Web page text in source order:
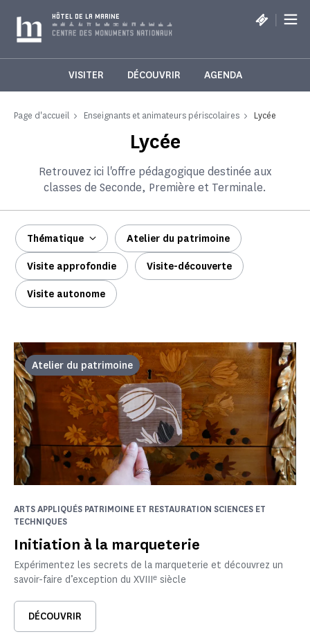
HÔTEL DE LA MARINE |
VISITER DÉCOUVRIR AGENDA
Page d'accueil Enseignants et animateurs périscolaires Lycée
Lycée
Retrouvez ici l'offre pédagogique destinée aux
classes de Seconde, Première et Terminale.
Thématique Atelier du patrimoine
Visite approfondie Visite-découverte
Visite autonome
Atelier du patrimoine
Initiation à la marqueterie
ARTS APPLIQUÉS PATRIMOINE ET RESTAURATION SCIENCES ET
TECHNIQUES
Expérimentez les secrets de la marqueterie et découvrez un
savoir-faire d’exception du XVIIIᵉ siècle
DÉCOUVRIR